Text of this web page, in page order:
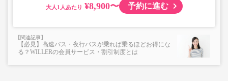
大人 ¥8,900〜 予約に進む
【必見】高速バス・夜行バスが乗れば乗るほどお得にな
る？WILLERの会員サービス・割引制度とは